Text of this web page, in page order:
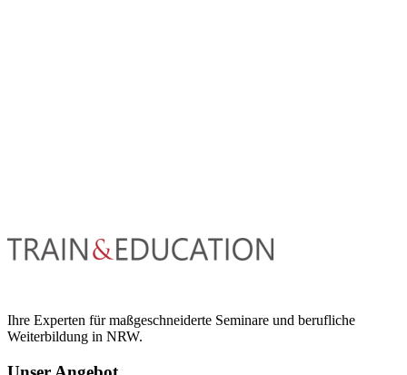
Ihre Experten für maßgeschneiderte Seminare und berufliche
Weiterbildung in NRW.